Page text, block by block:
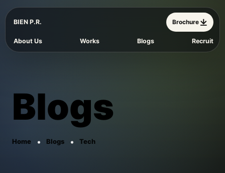
BIEN P.R.
About Us Works Blogs Recruit
Brochure
Blogs
Home Blogs Tech